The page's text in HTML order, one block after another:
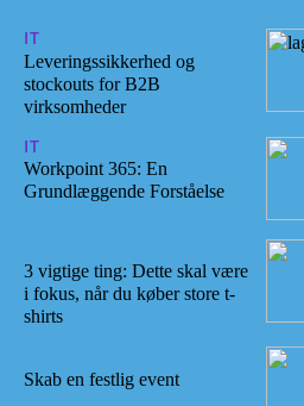
IT
Leveringssikkerhed og
stockouts for B2B
virksomheder
IT
Workpoint 365: En
Grundlæggende Forståelse
3 vigtige ting: Dette skal være
i fokus, når du køber store t-
shirts
Skab en festlig event